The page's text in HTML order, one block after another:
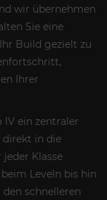
wir übernehmen
Sie eine
Build gezielt zu
Ihrer
IV ein zentraler
direkt in die
Klasse
Leveln bis hin
schnelleren